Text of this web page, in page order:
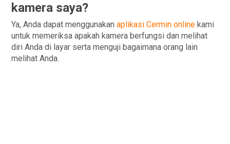
kamera saya?
Ya, Anda dapat menggunakan aplikasi Cermin online kami
untuk memeriksa apakah kamera berfungsi dan melihat
diri Anda di layar serta menguji bagaimana orang lain
melihat Anda.